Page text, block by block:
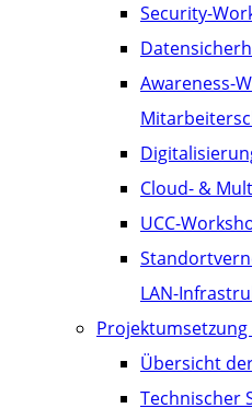
Security-
Awareness-
Cloud- &
UCC-
LAN-
Übersicht
Technischer